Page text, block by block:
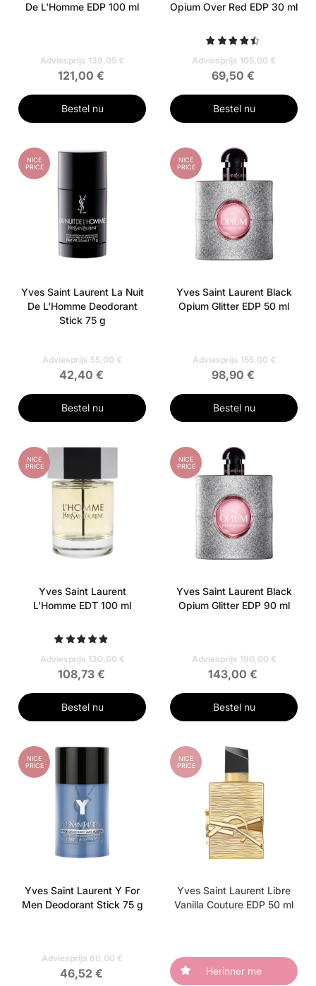
De L'Homme EDP 100 ml
Adviesprijs 139,05 €
121,00 €
Bestel nu
Opium Over Red EDP 30 ml
Adviesprijs 105,00 €
69,50 €
Bestel nu
NICE
PRICE
Yves Saint Laurent La Nuit
De L'Homme Deodorant
Stick 75 g
Adviesprijs 55,00 €
42,40 €
Bestel nu
NICE
PRICE
Yves Saint Laurent Black
Opium Glitter EDP 50 ml
Adviesprijs 155,00 €
98,90 €
Bestel nu
NICE
PRICE
Yves Saint Laurent
L'Homme EDT 100 ml
Adviesprijs 130,00 €
108,73 €
Bestel nu
NICE
PRICE
Yves Saint Laurent Black
Opium Glitter EDP 90 ml
Adviesprijs 190,00 €
143,00 €
Bestel nu
NICE
PRICE
Yves Saint Laurent Y For
Men Deodorant Stick 75 g
Adviesprijs 60,00 €
46,52 €
NICE
PRICE
Yves Saint Laurent Libre
Vanilla Couture EDP 50 ml
Herinner me